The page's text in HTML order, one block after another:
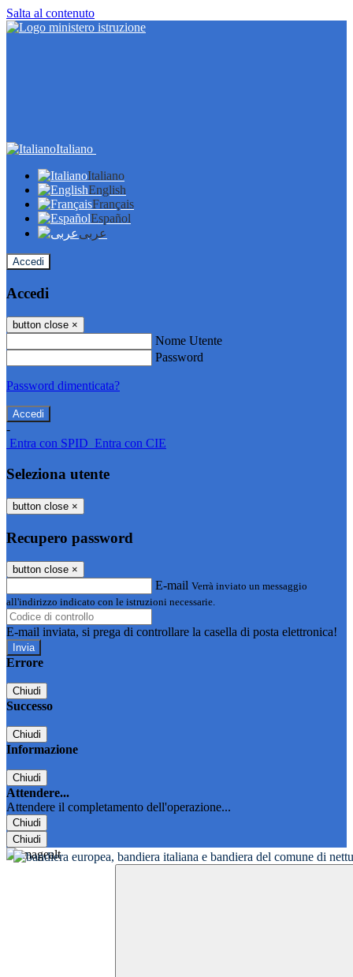
Salta al contenuto
Italiano
Italiano
English
Français
Español
عربى
Accedi
Accedi
button close ×
Nome Utente
Password
Password dimenticata?
-
Entra con SPID Entra con CIE
Seleziona utente
button close ×
Recupero password
button close ×
E-mail Verrà inviato un messaggio
all'indirizzo indicato con le istruzioni necessarie.
E-mail inviata, si prega di controllare la casella di posta elettronica!
Errore
Chiudi
Successo
Chiudi
Informazione
Chiudi
Attendere...
Attendere il completamento dell'operazione...
Chiudi
Chiudi